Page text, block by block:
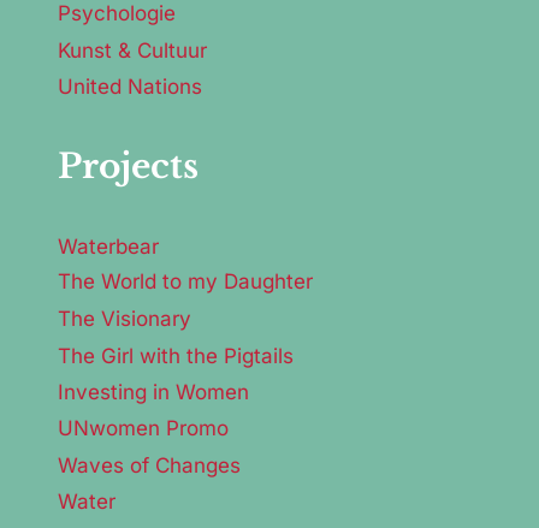
Psychologie
Kunst & Cultuur
United Nations
Projects
Waterbear
The World to my Daughter
The Visionary
The Girl with the Pigtails
Investing in Women
UNwomen Promo
Waves of Changes
Water